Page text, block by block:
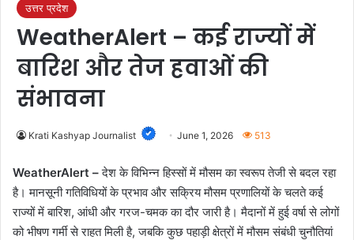
उत्तर प्रदेश
WeatherAlert – कई राज्यों में
बारिश और तेज हवाओं की
संभावना
Krati Kashyap Journalist June 1, 2026 513
WeatherAlert –देश के विभिन्न हिस्सों में मौसम का स्वरूप तेजी से बदल रहा
है। मानसूनी गतिविधियों के प्रभाव और सक्रिय मौसम प्रणालियों के चलते कई
राज्यों में बारिश, आंधी और गरज-चमक का दौर जारी है। मैदानों में हुई वर्षा से लोगों
को भीषण गर्मी से राहत मिली है, जबकि कुछ पहाड़ी क्षेत्रों में मौसम संबंधी चुनौतियां